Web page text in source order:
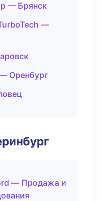
— Брянск
—
Оренбург
— Продажа и